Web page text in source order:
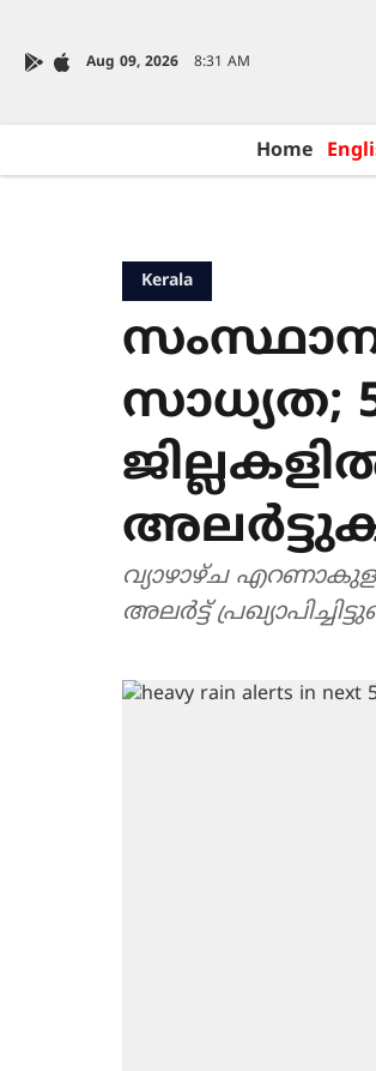
Aug 09, 2026 8:31 AM
Home
Kerala
സാധ്യത;
വ്യാഴാഴ്ച
അലർട്ട്